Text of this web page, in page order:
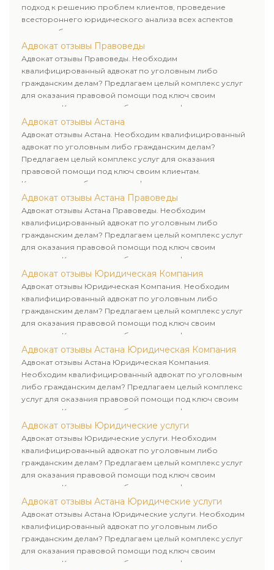
подход к решению проблем клиентов, проведение
всестороннего юридического анализа всех аспектов
дела и выбор рационального пути для его успешного
завершения.
Адвокат отзывы Правоведы
Адвокат отзывы Правоведы. Необходим
квалифицированный адвокат по уголовным либо
гражданским делам? Предлагаем целый комплекс услуг
для оказания правовой помощи под ключ своим
клиентам. Комплексное обслуживание физических и
юридических лиц. Индивидуальный подход к каждому
клиенту.
Адвокат отзывы Астана
Адвокат отзывы Астана. Необходим квалифицированный
адвокат по уголовным либо гражданским делам?
Предлагаем целый комплекс услуг для оказания
правовой помощи под ключ своим клиентам.
Комплексное обслуживание физических и юридических
лиц. Индивидуальный подход к каждому клиенту.
Адвокат отзывы Астана Правоведы
Адвокат отзывы Астана Правоведы. Необходим
квалифицированный адвокат по уголовным либо
гражданским делам? Предлагаем целый комплекс услуг
для оказания правовой помощи под ключ своим
клиентам. Комплексное обслуживание физических и
юридических лиц. Индивидуальный подход к каждому
клиенту.
Адвокат отзывы Юридическая Компания
Адвокат отзывы Юридическая Компания. Необходим
квалифицированный адвокат по уголовным либо
гражданским делам? Предлагаем целый комплекс услуг
для оказания правовой помощи под ключ своим
клиентам. Комплексное обслуживание физических и
юридических лиц. Индивидуальный подход к каждому
клиенту.
Адвокат отзывы Астана Юридическая Компания
Адвокат отзывы Астана Юридическая Компания.
Необходим квалифицированный адвокат по уголовным
либо гражданским делам? Предлагаем целый комплекс
услуг для оказания правовой помощи под ключ своим
клиентам. Комплексное обслуживание физических и
юридических лиц. Индивидуальный подход к каждому
клиенту.
Адвокат отзывы Юридические услуги
Адвокат отзывы Юридические услуги. Необходим
квалифицированный адвокат по уголовным либо
гражданским делам? Предлагаем целый комплекс услуг
для оказания правовой помощи под ключ своим
клиентам. Комплексное обслуживание физических и
юридических лиц. Индивидуальный подход к каждому
клиенту.
Адвокат отзывы Астана Юридические услуги
Адвокат отзывы Астана Юридические услуги. Необходим
квалифицированный адвокат по уголовным либо
гражданским делам? Предлагаем целый комплекс услуг
для оказания правовой помощи под ключ своим
клиентам. Комплексное обслуживание физических и